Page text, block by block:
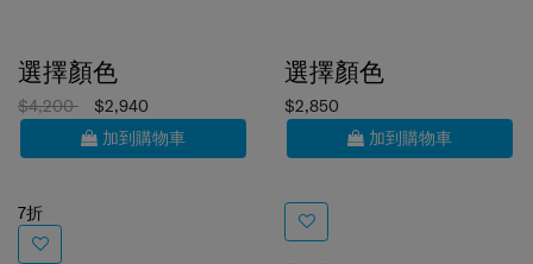
$4,200
$2,940
加到購物車
$2,850
加到購物車
PARALUX HS